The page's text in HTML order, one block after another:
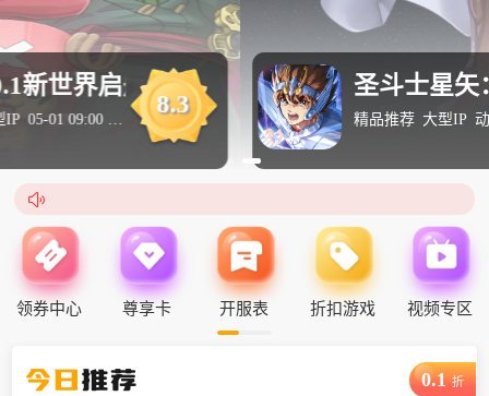
圣斗士星矢：重生2
精品推荐 大型IP 动态开服
8.6

领券中心 尊享卡 开服表 折扣游戏 视频专区
今日推荐 0.1 折